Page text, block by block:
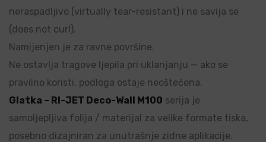
neraspadljivo (virtually tear-resistant) i ne savija se
(does not curl).
Namijenjen je za ravne površine.
Ne ostavlja tragove ljepila pri uklanjanju — ako se
pravilno koristi, podloga ostaje neoštećena.
Glatka – RI-JET Deco-Wall M100 serija je
samoljepljiva folija / materijal za velike formate tiska,
posebno dizajniran za unutrašnje zidne aplikacije.